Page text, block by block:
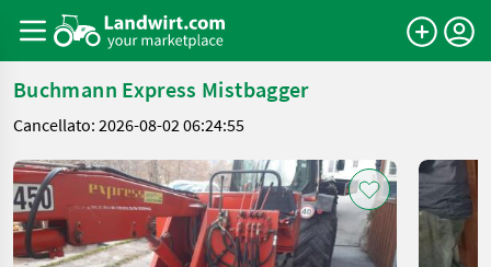
Buchmann Express Mistbagger
Cancellato: 2026-08-02 06:24:55